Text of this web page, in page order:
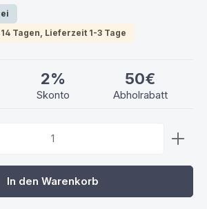
Tagen, Lieferzeit 1-3 Tage
2%
Skonto
50€
Abholrabatt
Gib den gewünschten Wert ein
In den Warenkorb